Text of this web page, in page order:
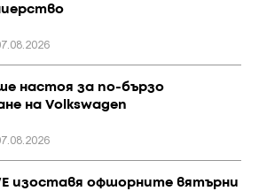
настоя за по-бързо
на Volkswagen
изоставя офшорните вятърни